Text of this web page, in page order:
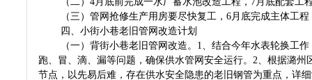
（三）管网抢修生产用房要尽快复工，6月底完成主体工
四、小街小巷老旧管网改造计划
（一）背街小巷老旧管网改造。1、结合今年水表轮换工
跑、冒、滴、漏等问题，确保供水管网安全运行。2、根据潞
节点，以先易后难，存在供水安全隐患的老旧钢管为重点，详